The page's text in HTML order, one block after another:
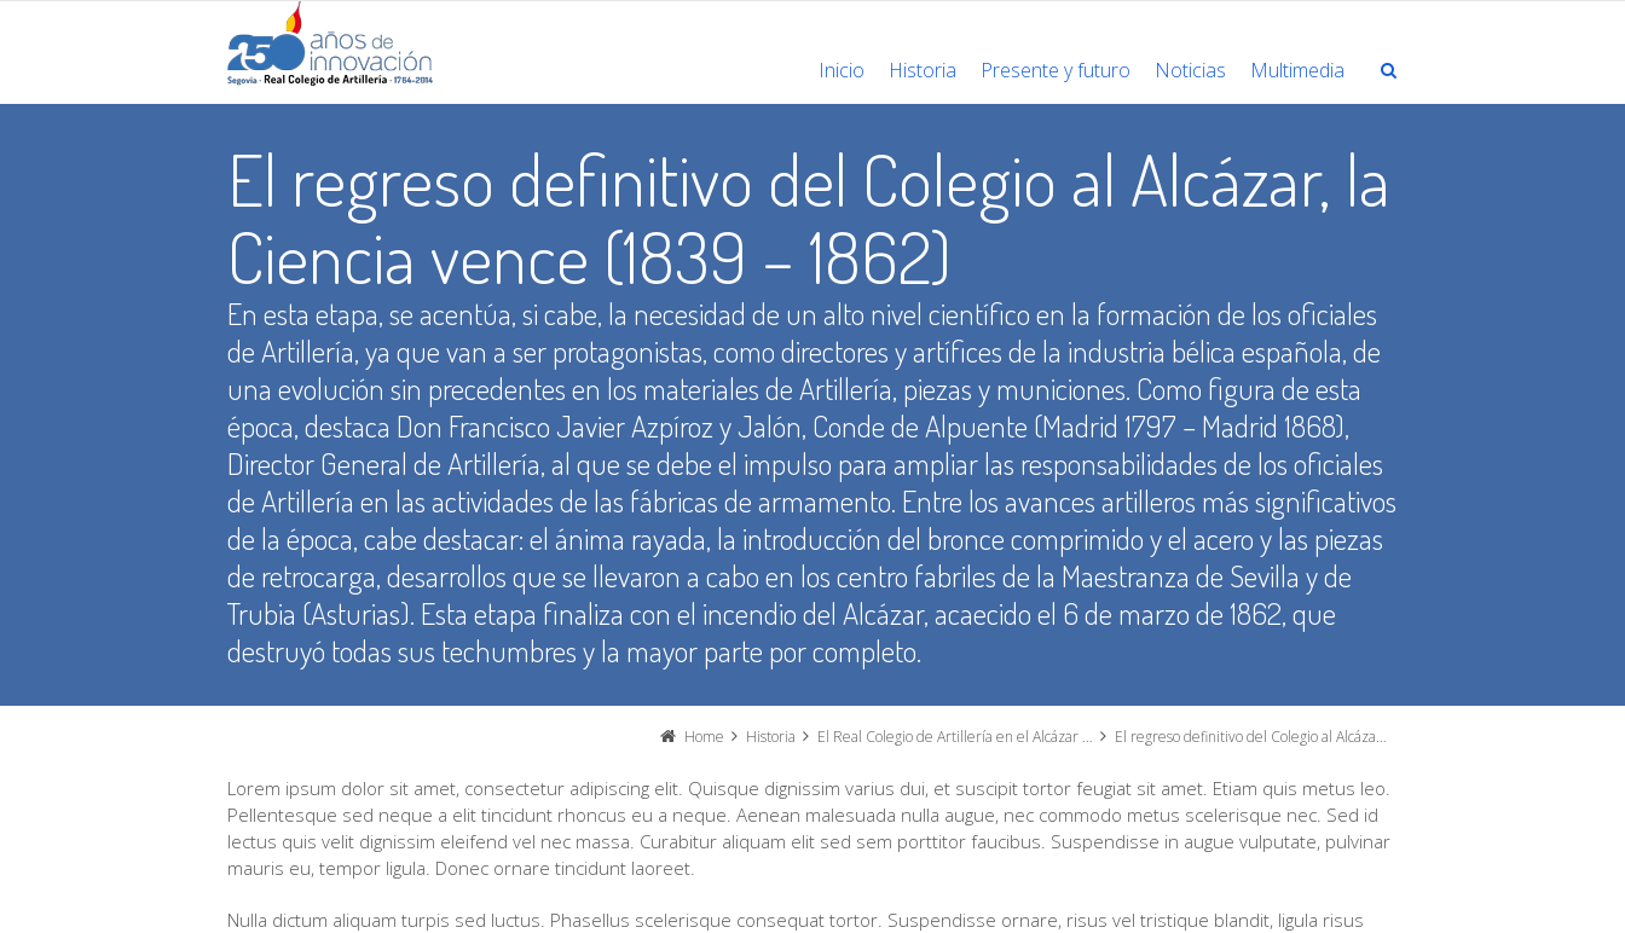
Inicio Historia Presente y futuro Noticias Multimedia
El regreso definitivo del Colegio al Alcázar, la
Ciencia vence (1839 – 1862)
En esta etapa, se acentúa, si cabe, la necesidad de un alto nivel científico en la formación de los oficiales
de Artillería, ya que van a ser protagonistas, como directores y artífices de la industria bélica española, de
una evolución sin precedentes en los materiales de Artillería, piezas y municiones. Como figura de esta
época, destaca Don Francisco Javier Azpíroz y Jalón, Conde de Alpuente (Madrid 1797 – Madrid 1868),
Director General de Artillería, al que se debe el impulso para ampliar las responsabilidades de los oficiales
de Artillería en las actividades de las fábricas de armamento. Entre los avances artilleros más significativos
de la época, cabe destacar: el ánima rayada, la introducción del bronce comprimido y el acero y las piezas
de retrocarga, desarrollos que se llevaron a cabo en los centro fabriles de la Maestranza de Sevilla y de
Trubia (Asturias). Esta etapa finaliza con el incendio del Alcázar, acaecido el 6 de marzo de 1862, que
destruyó todas sus techumbres y la mayor parte por completo.
Home Historia El Real Colegio de Artillería en el Alcázar de Segovia El regreso definitivo del Colegio al Alcázar, la Ciencia vence (1839 – 1862)
Lorem ipsum dolor sit amet, consectetur adipiscing elit. Quisque dignissim varius dui, et suscipit tortor feugiat sit amet. Etiam quis metus leo.
Pellentesque sed neque a elit tincidunt rhoncus eu a neque. Aenean malesuada nulla augue, nec commodo metus scelerisque nec. Sed id
lectus quis velit dignissim eleifend vel nec massa. Curabitur aliquam elit sed sem porttitor faucibus. Suspendisse in augue vulputate, pulvinar
mauris eu, tempor ligula. Donec ornare tincidunt laoreet.
Nulla dictum aliquam turpis sed luctus. Phasellus scelerisque consequat tortor. Suspendisse ornare, risus vel tristique blandit, ligula risus